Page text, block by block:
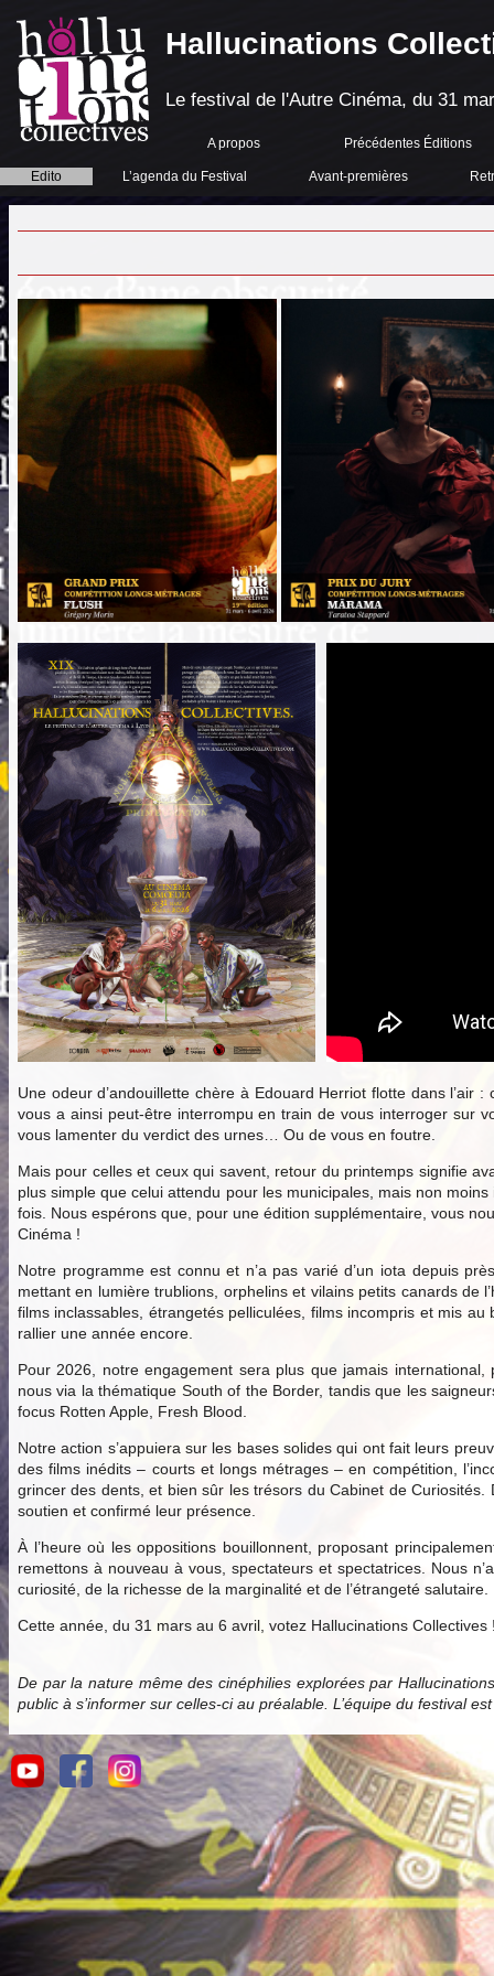
Hallucinations
Le festival de l'Autre Cinéma, du 31
A propos Précédentes Éditions
Edito L’agenda du Festival Avant-premières
Une odeur d’andouillette chère à Edouard Herriot flotte dans
vous a ainsi peut-être interrompu en train de vous interroger sur
vous lamenter du verdict des urnes… Ou de vous en foutre.
Mais pour celles et ceux qui savent, retour du printemps signifie
plus simple que celui attendu pour les municipales, mais non
fois. Nous espérons que, pour une édition supplémentaire, vous
Cinéma !
Notre programme est connu et n’a pas varié d’un iota depuis
mettant en lumière trublions, orphelins et vilains petits canards de
films inclassables, étrangetés pelliculées, films incompris et mis
rallier une année encore.
Pour 2026, notre engagement sera plus que jamais
nous via la thématique South of the Border, tandis que les
focus Rotten Apple, Fresh Blood.
Notre action s’appuiera sur les bases solides qui ont fait leurs
des films inédits – courts et longs métrages – en compétition,
grincer des dents, et bien sûr les trésors du Cabinet de
soutien et confirmé leur présence.
À l’heure où les oppositions bouillonnent, proposant
remettons à nouveau à vous, spectateurs et spectatrices. Nous
curiosité, de la richesse de la marginalité et de l’étrangeté salutaire.
Cette année, du 31 mars au 6 avril, votez Hallucinations Collectives
De par la nature même des cinéphilies explorées par
public à s’informer sur celles-ci au préalable. L’équipe du festival